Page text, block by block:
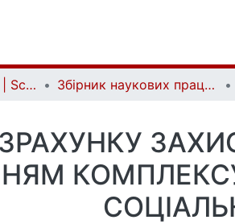
Наукова періодика | Scientific periodicals Збірник наукових праць Військового інституту Київського національного університету імені Тараса Шевченка | Collection of Scientific Studies of the Military Institute of Taras Shevchenko National University of Kyiv